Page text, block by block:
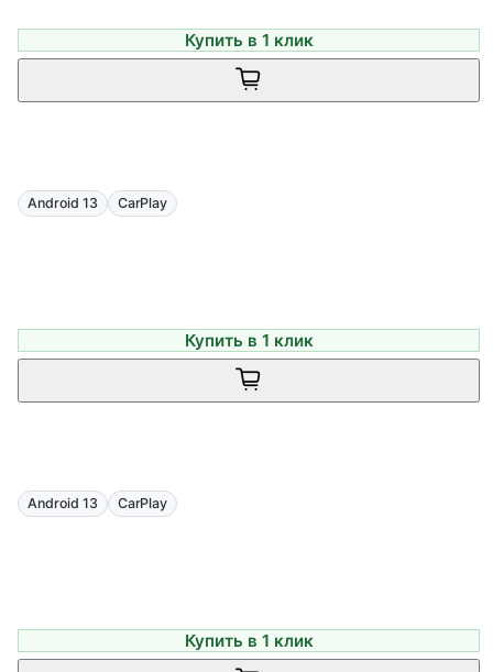
Купить в 1 клик
Android 13 CarPlay
Купить в 1 клик
Android 13 CarPlay
Купить в 1 клик